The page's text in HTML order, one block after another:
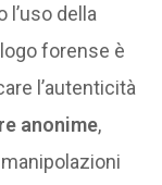
della
forense è
l’autenticità
anonime,